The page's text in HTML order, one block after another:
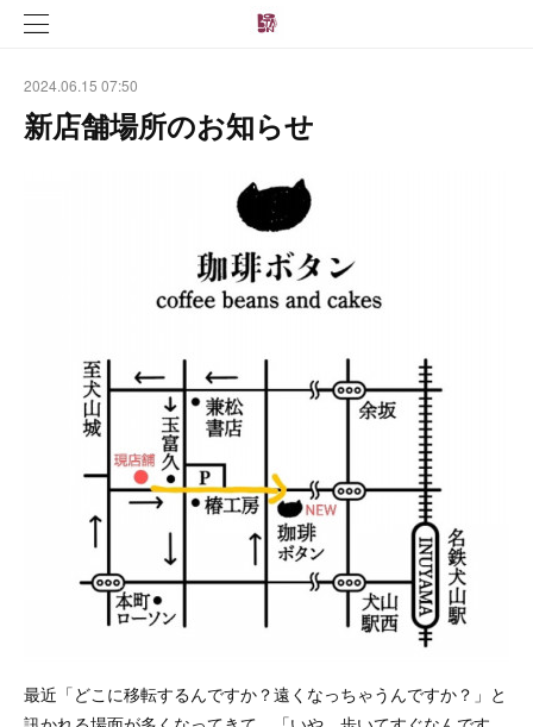
2024.06.15 07:50
新店舗場所のお知らせ
最近「どこに移転するんですか？遠くなっちゃうんですか？」と